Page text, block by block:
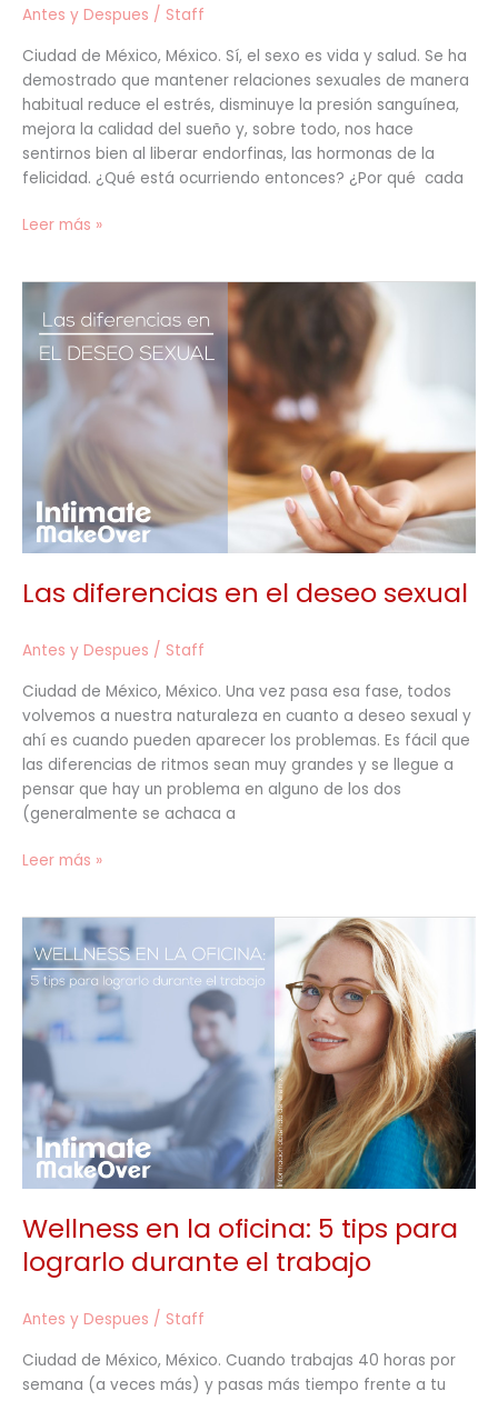
Antes y Despues / Staff
Ciudad de México, México. Sí, el sexo es vida y salud. Se ha
demostrado que mantener relaciones sexuales de manera
habitual reduce el estrés, disminuye la presión sanguínea,
mejora la calidad del sueño y, sobre todo, nos hace
sentirnos bien al liberar endorfinas, las hormonas de la
felicidad. ¿Qué está ocurriendo entonces? ¿Por qué cada
Leer más »
Las diferencias en el deseo sexual
Antes y Despues / Staff
Ciudad de México, México. Una vez pasa esa fase, todos
volvemos a nuestra naturaleza en cuanto a deseo sexual y
ahí es cuando pueden aparecer los problemas. Es fácil que
las diferencias de ritmos sean muy grandes y se llegue a
pensar que hay un problema en alguno de los dos
(generalmente se achaca a
diferencias
en
el
sexual
Leer más »
Wellness en la oficina: 5 tips para
lograrlo durante el trabajo
Antes y Despues / Staff
Ciudad de México, México. Cuando trabajas 40 horas por
semana (a veces más) y pasas más tiempo frente a tu
Wellness
en
la
oficina:
tips
para
lograrlo
durante
el
trabajo